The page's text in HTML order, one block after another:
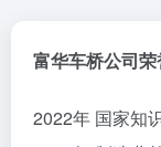
富华车桥公司荣
2022年 国家知